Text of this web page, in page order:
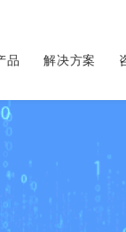
品 解决方案